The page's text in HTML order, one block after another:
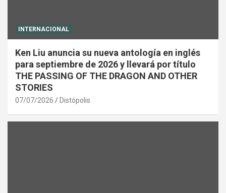
INTERNACIONAL
Ken Liu anuncia su nueva antología en inglés
para septiembre de 2026 y llevará por título
THE PASSING OF THE DRAGON AND OTHER
STORIES
07/07/2026 Distópolis